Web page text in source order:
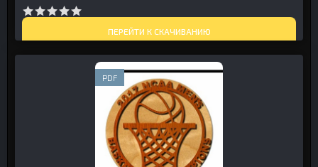
ПЕРЕЙТИ К СКАЧИВАНИЮ
PDF